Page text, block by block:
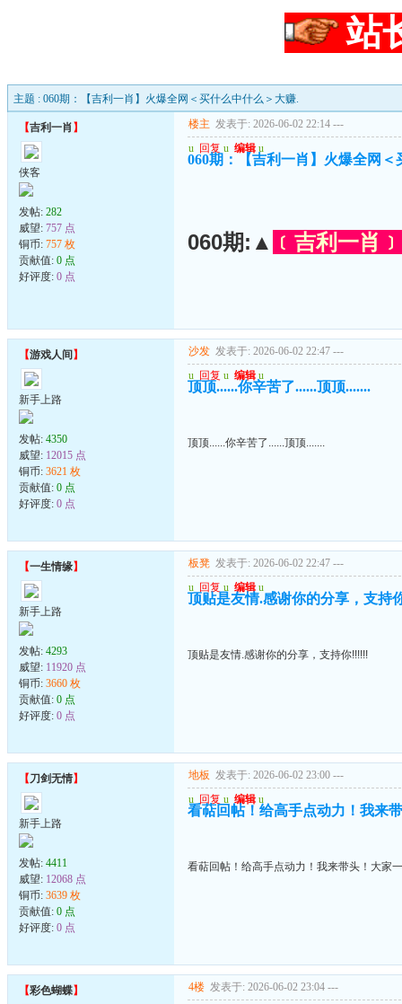
站
主题 : 060期：【吉利一肖】火爆全网＜买什么中什么＞大赚.
【吉利一肖 】
侠客
发帖: 282
威望: 757 点
铜币: 757 枚
贡献值: 0 点
好评度: 0 点
楼主 发表于: 2026-06-02 22:14 ---
u 回复 u 编辑 u
060期：【吉利一肖】火爆全网＜
060期:▲ ﹝吉利一肖﹞
【游戏人间 】
新手上路
发帖: 4350
威望: 12015 点
铜币: 3621 枚
贡献值: 0 点
好评度: 0 点
沙发 发表于: 2026-06-02 22:47 ---
u 回复 u 编辑 u
顶顶......你辛苦了......顶顶.......
顶顶......你辛苦了......顶顶.......
【一生情缘】
新手上路
发帖: 4293
威望: 11920 点
铜币: 3660 枚
贡献值: 0 点
好评度: 0 点
板凳 发表于: 2026-06-02 22:47 ---
u 回复 u 编辑 u
顶贴是友情.感谢你的分享，支持
顶贴是友情.感谢你的分享，支持你!!!!!!
【刀剑无情】
新手上路
发帖: 4411
威望: 12068 点
铜币: 3639 枚
贡献值: 0 点
好评度: 0 点
地板 发表于: 2026-06-02 23:00 ---
u 回复 u 编辑 u
看萜回帖！给高手点动力！我来
看萜回帖！给高手点动力！我来带头！大家
【彩色蝴蝶】 4楼 发表于: 2026-06-02 23:04 ---